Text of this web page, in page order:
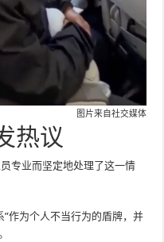
图片来自社交媒体
热议
专业而坚定地处理了这一情
作为个人不当行为的盾牌，并